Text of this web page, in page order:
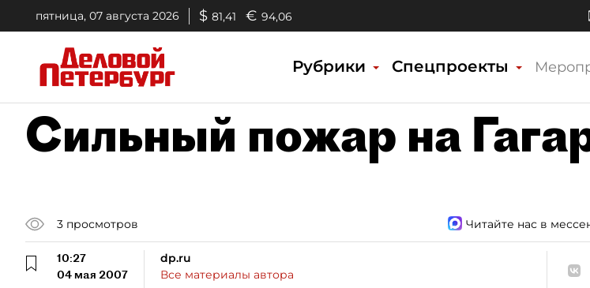
пятница, 07 августа 2026 $ 81,41 € 94,06
Рубрики Спецпроекты
Сильный пожар на
3 просмотров Читайте нас в
10:27
04 мая 2007
dp.ru
Все материалы автора